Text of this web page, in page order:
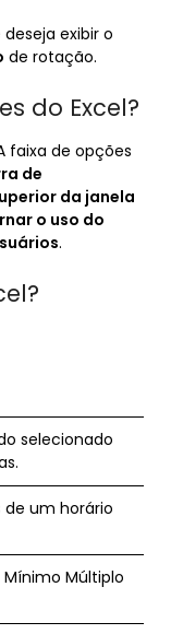
exibir o
de rotação.
do Excel?
faixa de opções
de
da janela
o uso do
.
selecionado
um horário
Múltiplo